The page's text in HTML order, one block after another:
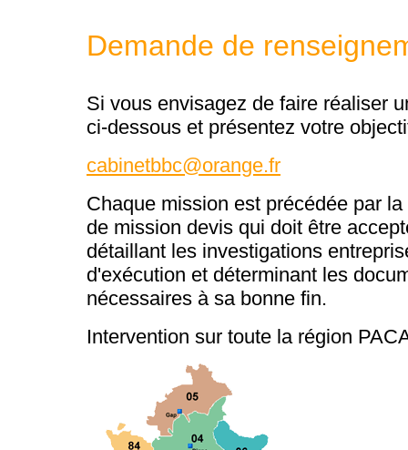
Demande de
Si vous envisagez de faire réaliser
ci-dessous et présentez votre
cabinetbbc@orange.fr
Chaque mission est précédée par
de mission devis qui doit être
détaillant les investigations
d'exécution et déterminant les
nécessaires à sa bonne fin.
Intervention sur toute la région